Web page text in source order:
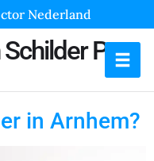
Nederland
Per
in Arnhem?